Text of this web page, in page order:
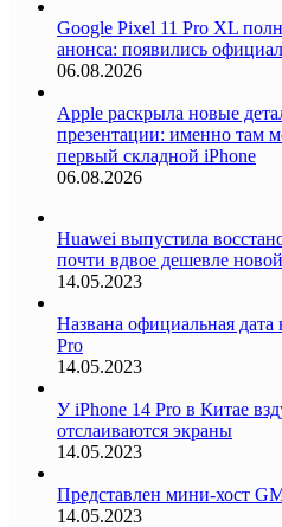
Google Pixel 11 Pro XL
анонса: появились
06.08.2026
Apple раскрыла новые
презентации: именно там
первый складной iPhone
06.08.2026
Huawei выпустила
почти вдвое дешевле новой
14.05.2023
Названа официальная
Pro
14.05.2023
У iPhone 14 Pro в Китае
отслаиваются экраны
14.05.2023
Представлен мини-хост
14.05.2023